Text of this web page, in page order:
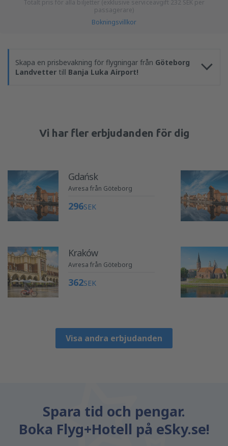
Totalt pris för alla biljetter (exklusive serviceavgift 232 SEK per
passagerare)
Bokningsvillkor
Skapa en prisbevakning för flygningar från Göteborg
Landvetter till Banja Luka Airport!
Vi har fler erbjudanden för dig
Gdańsk
Avresa från Göteborg
296SEK
Kraków
Avresa från Göteborg
362SEK
Visa andra erbjudanden
Spara tid och pengar.
Boka Flyg+Hotell på eSky.se!